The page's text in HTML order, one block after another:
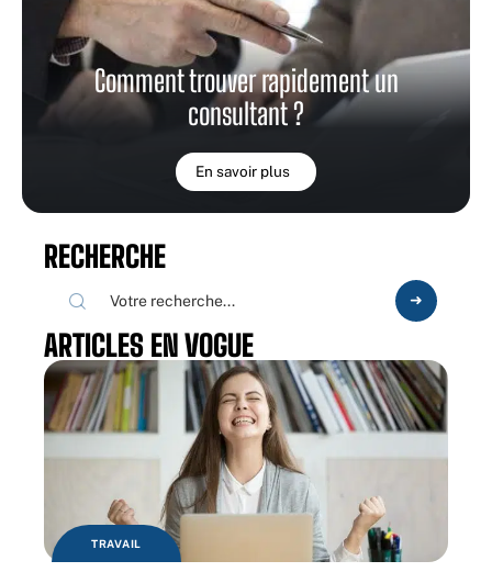
Comment trouver rapidement un
consultant ?
En savoir plus
RECHERCHE
ARTICLES EN VOGUE
TRAVAIL